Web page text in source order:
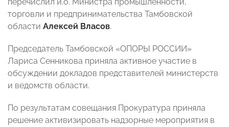
торговли и предпринимательства Тамбовской
области Алексей Власов.
Председатель Тамбовской «ОПОРЫ РОССИИ»
Лариса Сенникова приняла активное участие в
обсуждении докладов представителей министерств
и ведомств области.
По результатам совещания Прокуратура приняла
решение активизировать надзорные мероприятия в